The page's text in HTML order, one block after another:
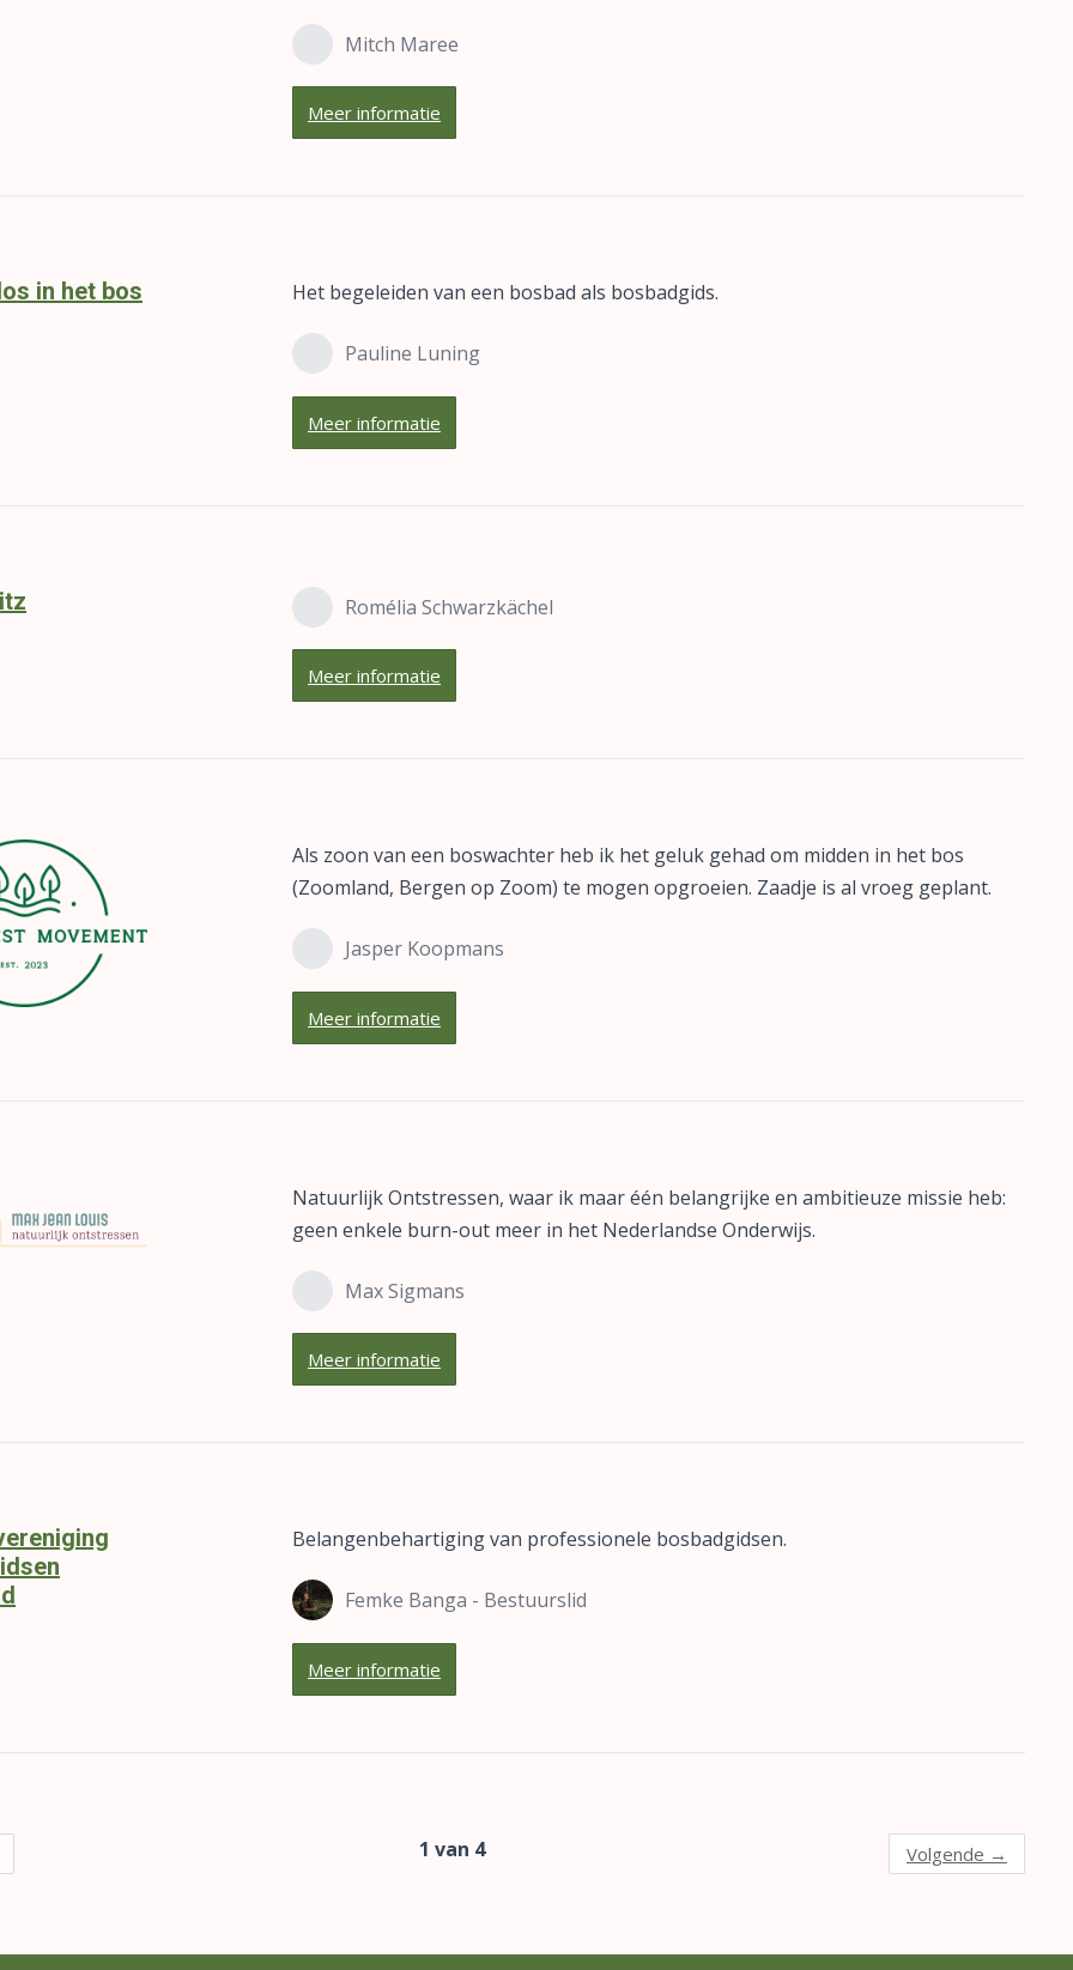
Mitch Maree
Meer informatie
in het bos Het begeleiden van een bosbad als bosbadgids.
Pauline Luning
Meer informatie
Romélia Schwarzkächel
Meer informatie
Als zoon van een boswachter heb ik het geluk gehad om midden in het bos
(Zoomland, Bergen op Zoom) te mogen opgroeien. Zaadje is al vroeg geplant.
Jasper Koopmans
Meer informatie
Natuurlijk Ontstressen, waar ik maar één belangrijke en ambitieuze missie heb:
geen enkele burn-out meer in het Nederlandse Onderwijs.
Max Sigmans
Meer informatie
Belangenbehartiging van professionele bosbadgidsen.
Femke Banga - Bestuurslid
Meer informatie
1 van 4 Volgende →